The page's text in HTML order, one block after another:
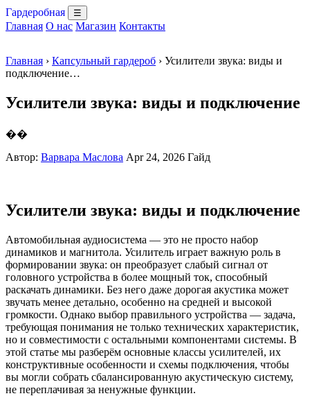
Гардеробная ☰
Главная О нас Магазин Контакты
Главная › Капсульный гардероб › Усилители звука: виды и
подключение…
Усилители звука: виды и подключение
��
Автор: Варвара Маслова Apr 24, 2026 Гайд
Усилители звука: виды и подключение
Автомобильная аудиосистема — это не просто набор
динамиков и магнитола. Усилитель играет важную роль в
формировании звука: он преобразует слабый сигнал от
головного устройства в более мощный ток, способный
раскачать динамики. Без него даже дорогая акустика может
звучать менее детально, особенно на средней и высокой
громкости. Однако выбор правильного устройства — задача,
требующая понимания не только технических характеристик,
но и совместимости с остальными компонентами системы. В
этой статье мы разберём основные классы усилителей, их
конструктивные особенности и схемы подключения, чтобы
вы могли собрать сбалансированную акустическую систему,
не переплачивая за ненужные функции.